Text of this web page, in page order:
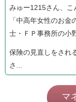
みゅー1215さん、こ
「中高年女性のお
士・ＦＰ事務所の小
保険の見直しをされ
さ...
マ